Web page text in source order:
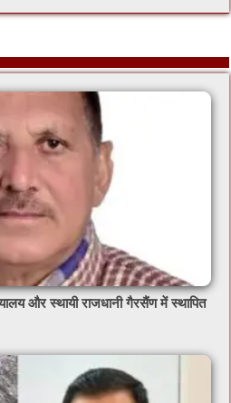
और स्थायी राजधानी गैरसैंण में स्थापित